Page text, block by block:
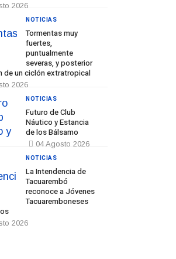
2026
Tormentas muy
fuertes,
puntualmente
severas, y posterior
de un ciclón extratropical
2026
NOTICIAS
Futuro de Club
Náutico y Estancia
de los Bálsamo
04 Agosto 2026
NOTICIAS
La Intendencia de
Tacuarembó
reconoce a Jóvenes
Tacuaremboneses
2026
NOTICIAS